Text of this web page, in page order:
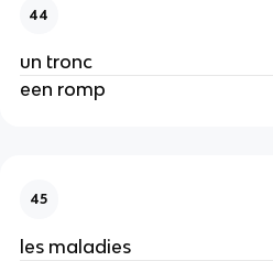
44
un tronc
een romp
45
les maladies